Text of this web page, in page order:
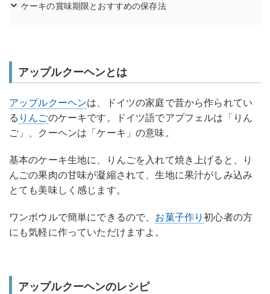
ケーキの賞味期限とおすすめの保存法
アップルクーヘンとは
アップルクーヘンは、ドイツの家庭で昔から作られてい
る りんごのケーキです。ドイツ語でアプフェルは「りん
ご」、クーヘンは「ケーキ」の意味。
基本のケーキ生地に、りんごを入れて焼き上げると、り
んごの果肉の甘味が凝縮されて、生地に果汁がしみ込み
とても美味しく感じます。
ワンボウルで簡単にできるので、 お菓子作り初心者の方
にも気軽に作っていただけますよ。
アップルクーヘンのレシピ